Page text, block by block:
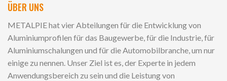
ÜBER UNS
METALPIE hat vier Abteilungen für die Entwicklung von
Aluminiumprofilen für das Baugewerbe, für die Industrie, für
Aluminiumschalungen und für die Automobilbranche, um nur
einige zu nennen. Unser Ziel ist es, der Experte in jedem
Anwendungsbereich zu sein und die Leistung von